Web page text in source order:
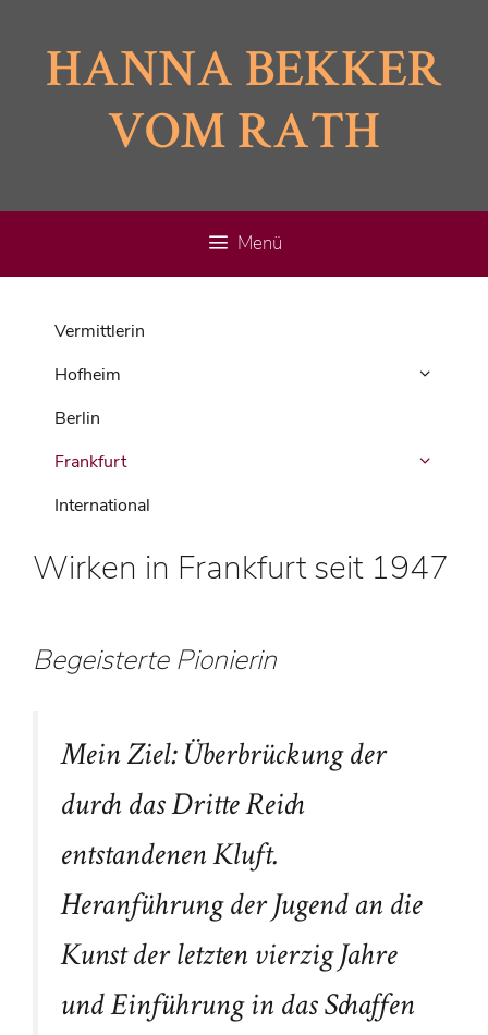
InhaltHANNA BEKKER
VOM RATH
Menü
Wirken in Frankfurt seit 1947
Begeisterte Pionierin
Mein Ziel: Überbrückung der
durch das Dritte Reich
entstandenen Kluft.
Heranführung der Jugend an die
Kunst der letzten vierzig Jahre
und Einführung in das Schaffen
Vermittlerin
Hofheim
Berlin
Frankfurt
International